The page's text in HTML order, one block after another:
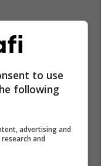
to use
following
advertising and
and